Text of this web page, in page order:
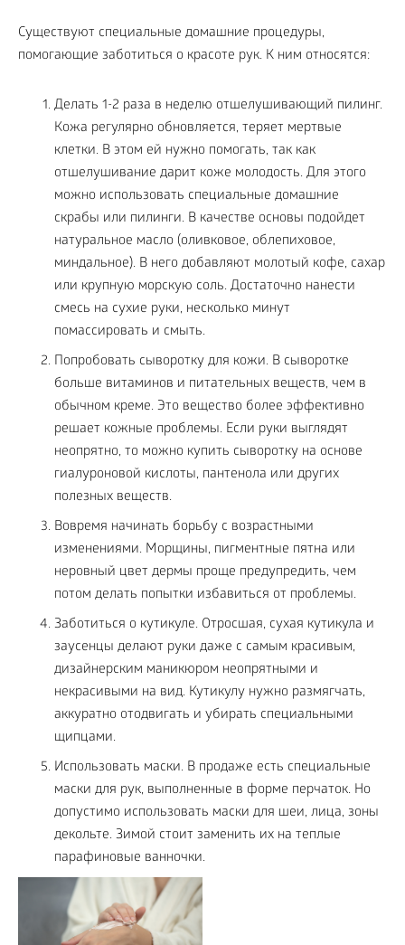
Существуют специальные домашние процедуры,
помогающие заботиться о красоте рук. К ним относятся:
Делать 1-2 раза в неделю отшелушивающий пилинг.
Кожа регулярно обновляется, теряет мертвые
клетки. В этом ей нужно помогать, так как
отшелушивание дарит коже молодость. Для этого
можно использовать специальные домашние
скрабы или пилинги. В качестве основы подойдет
натуральное масло (оливковое, облепиховое,
миндальное). В него добавляют молотый кофе, сахар
или крупную морскую соль. Достаточно нанести
смесь на сухие руки, несколько минут
помассировать и смыть.
Попробовать сыворотку для кожи. В сыворотке
больше витаминов и питательных веществ, чем в
обычном креме. Это вещество более эффективно
решает кожные проблемы. Если руки выглядят
неопрятно, то можно купить сыворотку на основе
гиалуроновой кислоты, пантенола или других
полезных веществ.
Вовремя начинать борьбу с возрастными
изменениями. Морщины, пигментные пятна или
неровный цвет дермы проще предупредить, чем
потом делать попытки избавиться от проблемы.
Заботиться о кутикуле. Отросшая, сухая кутикула и
заусенцы делают руки даже с самым красивым,
дизайнерским маникюром неопрятными и
некрасивыми на вид. Кутикулу нужно размягчать,
аккуратно отодвигать и убирать специальными
щипцами.
Использовать маски. В продаже есть специальные
маски для рук, выполненные в форме перчаток. Но
допустимо использовать маски для шеи, лица, зоны
декольте. Зимой стоит заменить их на теплые
парафиновые ванночки.